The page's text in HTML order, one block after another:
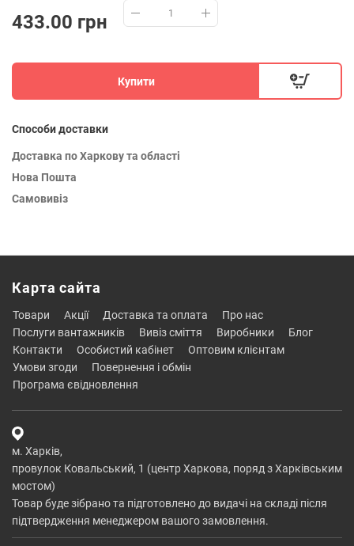
433.00 грн
Купити
Способи доставки
Доставка по Харкову та області
Нова Пошта
Самовивіз
Карта сайта
товари акції доставка та оплата
про нас
послуги вантажників
вивіз сміття виробники
блог
контакти
особистий кабінет
оптовим клієнтам
умови згоди
повернення і обмін
програма євідновлення
м. Харків,
провулок Ковальський, 1 (центр Харкова, поряд з Харківським
мостом)
Товар буде зібрано та підготовлено до видачі на складі після
підтвердження менеджером вашого замовлення.